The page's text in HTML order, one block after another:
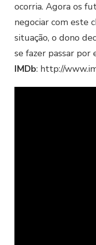
ocorria. Agora os
negociar com este
situação, o dono
se fazer passar por
IMDb: http://